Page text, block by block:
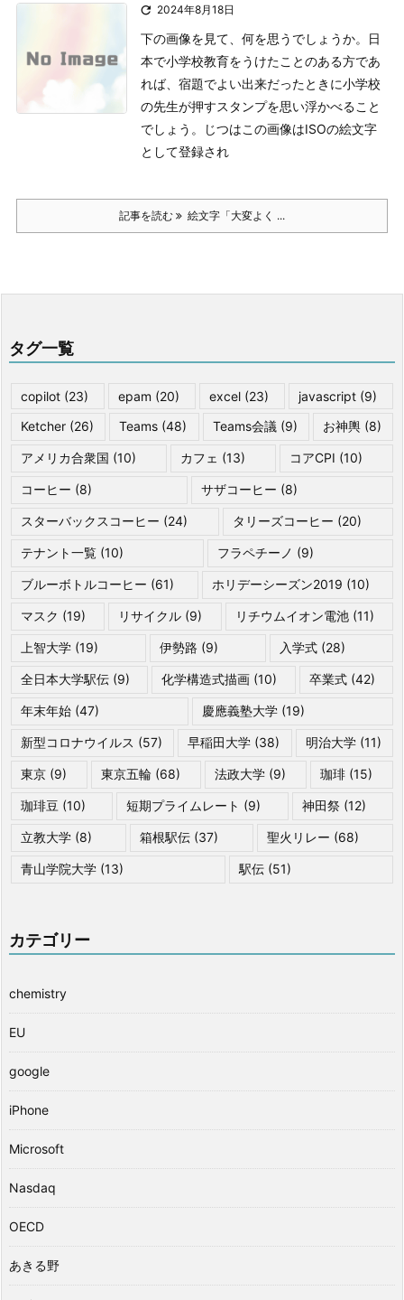
 2024年8月18日
下の画像を見て、何を思うでしょうか。日
本で小学校教育をうけたことのある方であ
れば、宿題でよい出来だったときに小学校
の先生が押すスタンプを思い浮かべること
でしょう。
じつはこの画像はISOの絵文字
として登録され
記事を読む 絵文字「大変よく ...
タグ一覧
copilot (23) epam (20) excel (23) javascript (9)
Ketcher (26) Teams (48) Teams会議 (9) お神輿(8)
アメリカ合衆国 (10) カフェ (13) コアCPI (10)
コーヒー (8) サザコーヒー (8)
スターバックスコーヒー (24) タリーズコーヒー (20)
テナント一覧 (10) フラペチーノ (9)
ブルーボトルコーヒー (61) ホリデーシーズン2019 (10)
マスク (19) リサイクル (9) リチウムイオン電池(11)
上智大学 (19) 伊勢路 (9) 入学式 (28)
全日本大学駅伝 (9) 化学構造式描画 (10) 卒業式(42)
年末年始 (47) 慶應義塾大学(19)
新型コロナウイルス (57) 早稲田大学 (38) 明治大学(11)
東京 (9) 東京五輪 (68) 法政大学 (9) 珈琲 (15)
珈琲豆 (10) 短期プライムレート (9) 神田祭(12)
立教大学 (8) 箱根駅伝 (37) 聖火リレー (68)
青山学院大学 (13) 駅伝 (51)
カテゴリー
chemistry
EU
google
iPhone
Microsoft
Nasdaq
OECD
あきる野